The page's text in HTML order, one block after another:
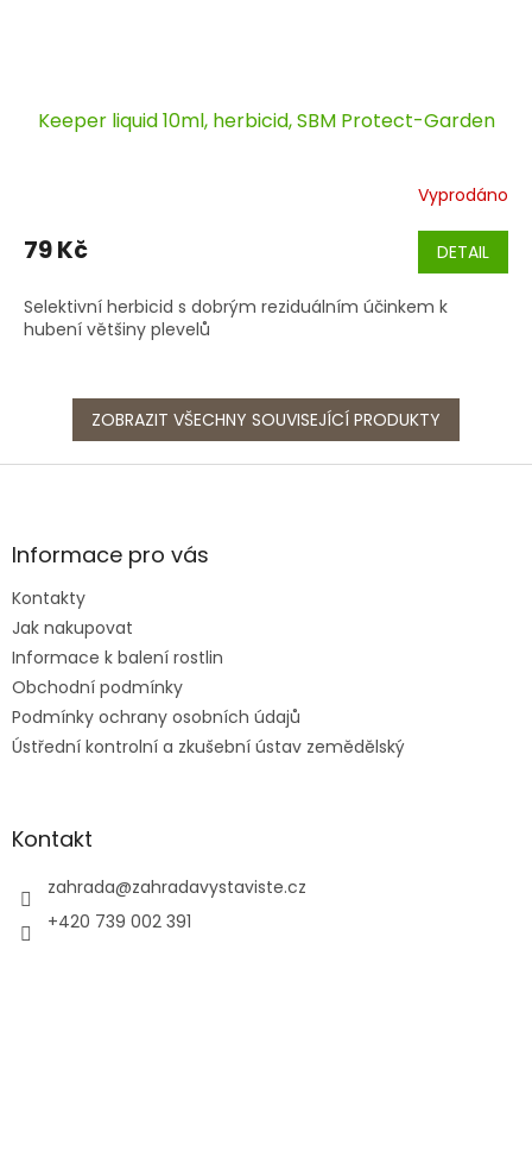
Keeper liquid 10ml, herbicid, SBM Protect-Garden
Vyprodáno
79 Kč DETAIL
Selektivní herbicid s dobrým reziduálním účinkem k
hubení většiny plevelů
ZOBRAZIT VŠECHNY SOUVISEJÍCÍ PRODUKTY
Z
aInformace pro vás
Kontakty
Jak nakupovat
Informace k balení rostlin
Obchodní podmínky
Podmínky ochrany osobních údajů
Ústřední kontrolní a zkušební ústav zemědělský
Kontakt
zahrada@zahradavystaviste.cz
+420 739 002 391